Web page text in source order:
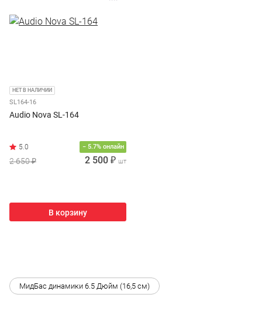
НЕТ В НАЛИЧИИ
SL164-16
Audio Nova SL-164
− 5.7% онлайн
2 650 ₽ 2 500 ₽ шт
В корзину
МидБас динамики 6.5 Дюйм (16,5 см)